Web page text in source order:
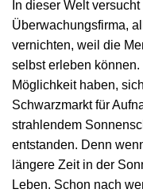
In dieser Welt
Überwachungsfirma,
vernichten, weil die
selbst erleben
Möglichkeit haben,
Schwarzmarkt für
strahlendem
entstanden. Denn
längere Zeit in der
Leben. Schon nach